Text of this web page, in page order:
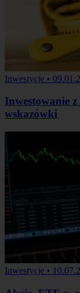
Inwestycje •
Inwestowanie
wskazówki
Inwestycje •